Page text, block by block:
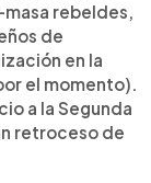
rebeldes,
de
en la
el momento).
a la Segunda
retroceso de